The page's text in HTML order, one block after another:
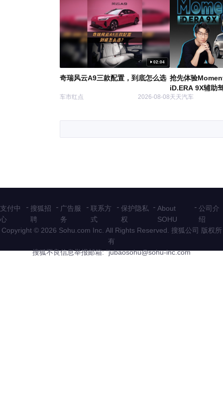
02:04
奇瑞风云A9三款配置，到底怎么选
车市红点 2026-08-08
抢先体验
iD.ERA 9X辅助
天天汽车
支付中
心
- 搜狐招
聘
- 广告服
务
- 联系方
式
- 保护隐私
权
- About
SOHU
- 公司介
绍
Copyright © 2026 Sohu.com Inc. All Rights Reserved. 搜狐公司 版权所
有
搜狐不良信息举报邮箱: "jubaosohu@sohu-inc.com